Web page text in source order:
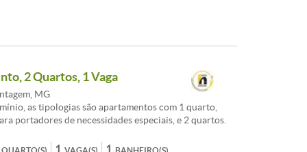
2 Quartos, 1 Vaga
MG
as tipologias são apartamentos com 1 quarto,
portadores de necessidades especiais, e 2 quartos.
box de vidro e espelho nos banheiros e cortinas
1 1